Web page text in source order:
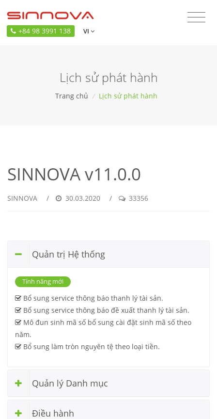
+84 98 3991 138 VI
Lịch sử phát hành
Trang chủ / Lịch sử phát hành
SINNOVA v11.0.0
SINNOVA / 30.03.2020 / 33356
Quản trị Hệ thống
Tính năng mới
Bổ sung service thông báo thanh lý tài sản.
Bổ sung service thông báo đề xuất thanh lý tài sản.
Mô đun sinh mã số bổ sung cài đặt sinh mã số theo
năm.
Bổ sung làm tròn nguyên tệ theo loại tiền.
Quản lý Danh mục
Điều hành